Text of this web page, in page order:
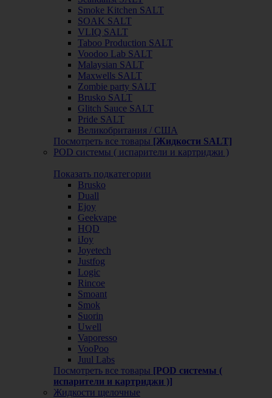
Smoke Kitchen SALT
SOAK SALT
VLIQ SALT
Taboo Production SALT
Voodoo Lab SALT
Malaysian SALT
Maxwells SALT
Zombie party SALT
Brusko SALT
Glitch Sauce SALT
Pride SALT
Великобритания / США
Посмотреть все товары [Жидкости SALT]
POD системы ( испарители и картриджи )
Показать подкатегории
Brusko
Duall
Ejoy
Geekvape
HQD
iJoy
Joyetech
Justfog
Logic
Rincoe
Smoant
Smok
Suorin
Uwell
Vaporesso
VooPoo
Juul Labs
Посмотреть все товары [POD системы (
испарители и картриджи )]
Жидкости щелочные